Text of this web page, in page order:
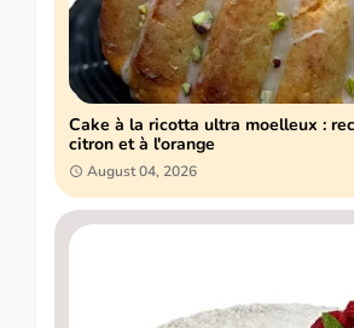
Cake à la ricotta ultra moelleux : recette facile au
citron et à l'orange
August 04, 2026